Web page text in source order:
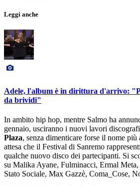
Leggi anche
Adele, l'album è in dirittura d'arrivo:
da brividi"
In ambito hip hop, mentre Salmo ha
gennaio, usciranno i nuovi lavori
Plaza, senza dimenticare forse il nome più
attesa che il Festival di Sanremo
qualche nuovo disco dei partecipanti. Si
su Malika Ayane, Fulminacci, Ermal
Stato Sociale, Max Gazzè, Coma_Cose,